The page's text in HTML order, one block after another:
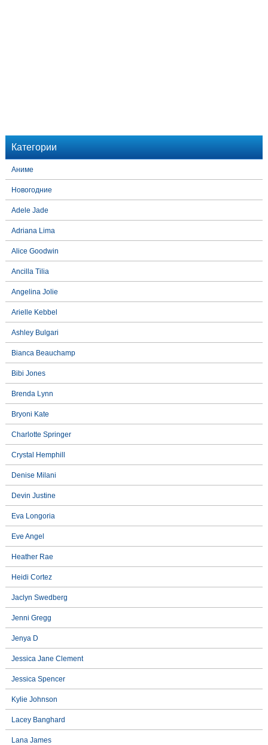
Категории
Аниме
Новогодние
Adele Jade
Adriana Lima
Alice Goodwin
Ancilla Tilia
Angelina Jolie
Arielle Kebbel
Ashley Bulgari
Bianca Beauchamp
Bibi Jones
Brenda Lynn
Bryoni Kate
Charlotte Springer
Crystal Hemphill
Denise Milani
Devin Justine
Eva Longoria
Eve Angel
Heather Rae
Heidi Cortez
Jaclyn Swedberg
Jenni Gregg
Jenya D
Jessica Jane Clement
Jessica Spencer
Kylie Johnson
Lacey Banghard
Lana James